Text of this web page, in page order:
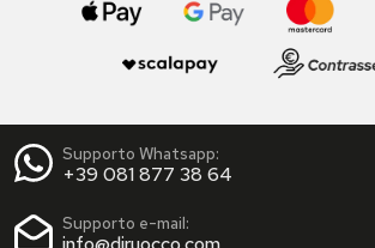
Supporto Whatsapp:
+39 081 877 38 64
Supporto e-mail: